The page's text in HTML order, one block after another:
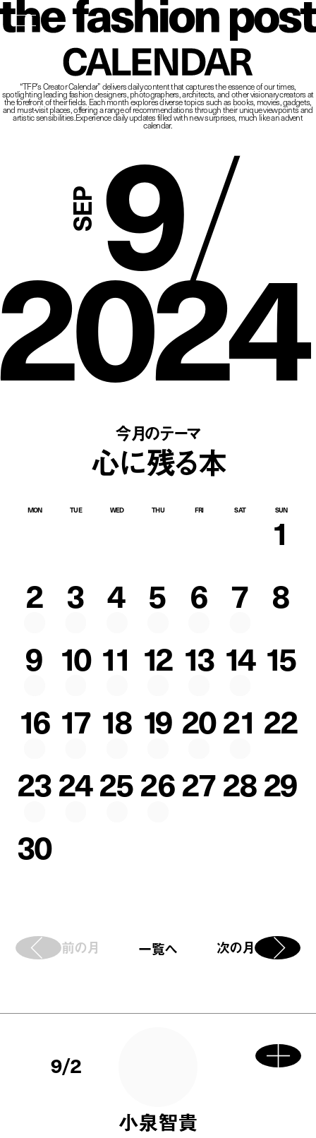
CALENDAR
“TFP’s Creator Calendar” delivers daily content that captures the essence of our times,
spotlighting leading fashion designers, photographers, architects, and other visionary creators at
the forefront of their fields.Each month explores diverse topics such as books, movies, gadgets,
and must-visit places,offering a range of recommendations through their unique viewpoints and
artistic sensibilities.Experience daily updates filled with new surprises, much like an advent
calendar.
9/
今月のテーマ
心に残る本
MON TUE WED THU FRI SAT SUN
1
2 3 4 5 6 7 8
9 10 11 12 13 14 15
16 17 18 19 2021 22
23242526272829
30
前の月 一覧へ 次の月
9/2
小泉智貴